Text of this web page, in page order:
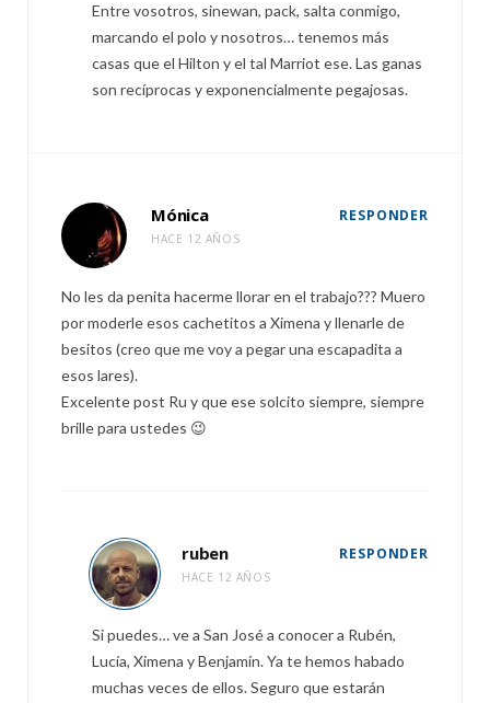
Entre vosotros, sinewan, pack, salta conmigo,
marcando el polo y nosotros… tenemos más
casas que el Hilton y el tal Marriot ese. Las ganas
son recíprocas y exponencialmente pegajosas.
Mónica
HACE 12 AÑOS
RESPONDER
No les da penita hacerme llorar en el trabajo??? Muero
por moderle esos cachetitos a Ximena y llenarle de
besitos (creo que me voy a pegar una escapadita a
esos lares).
Excelente post Ru y que ese solcito siempre, siempre
brille para ustedes 😉
ruben
HACE 12 AÑOS
RESPONDER
Si puedes… ve a San José a conocer a Rubén,
Lucía, Ximena y Benjamín. Ya te hemos habado
muchas veces de ellos. Seguro que estarán